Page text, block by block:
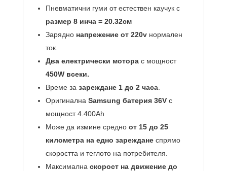
Пневматични гуми от естествен каучук с
размер 8 инча = 20.32см
Зарядно напрежение от 220vнормален
ток.
Два електрически моторас мощност
450W всеки.
Време за зареждане 1 до 2 часа.
Оригинална Samsung батерия 36Vс
мощност 4.400Аh
Може да измине средно от 15 до 25
километра на едно зарежданеспрямо
скоростта и теглото на потребителя.
Максимална скорост на движение до